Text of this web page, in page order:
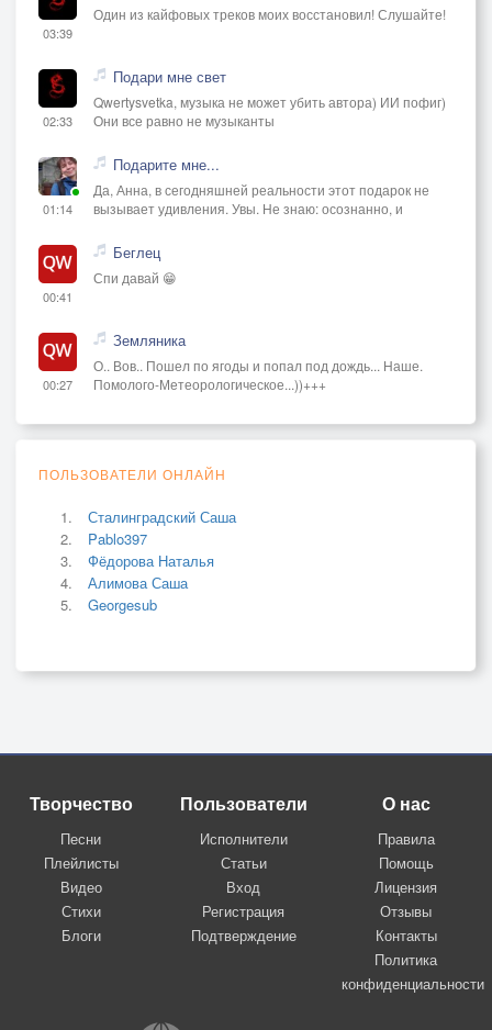
03:39
Один из кайфовых треков моих восстановил! Слушайте!
02:33
Подари мне свет
Qwertysvetka, музыка не может убить автора) ИИ пофиг)
Они все равно не музыканты
01:14
Подарите мне...
Да, Анна, в сегодняшней реальности этот подарок не
вызывает удивления. Увы. Не знаю: осознанно, и
00:41
Беглец
Спи давай 😁
00:27
Земляника
О.. Вов.. Пошел по ягоды и попал под дождь... Наше.
Помолого-Метеорологическое...))+++
ПОЛЬЗОВАТЕЛИ ОНЛАЙН
Сталинградский Саша
Pablo397
Фёдорова Наталья
Алимова Саша
Georgesub
Творчество
Песни
Плейлисты
Видео
Стихи
Блоги
Пользователи
Исполнители
Статьи
Вход
Регистрация
Подтверждение
О нас
Правила
Помощь
Лицензия
Отзывы
Контакты
Политика
конфиденциальности